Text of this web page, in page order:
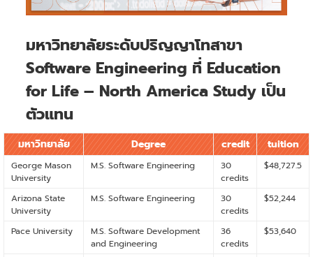
มหาวิทยาลัยระดับปริญญาโทสาขา
Software Engineering ที่ Education
for Life – North America Study เป็น
ตัวแทน
มหาวิทยาลัย Degree credit tuition
George Mason
University
M.S. Software Engineering
30
credits
$48,727.5
Arizona State
University
M.S. Software Engineering
30
credits
$52,244
Pace University
M.S. Software Development
and Engineering
36
credits
$53,640